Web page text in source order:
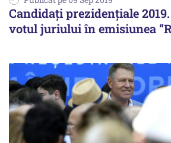
Candidați prezidențiale
votul juriului în emisiunea